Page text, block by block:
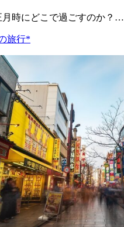
月時にどこで過ごすのか？…
旅行*